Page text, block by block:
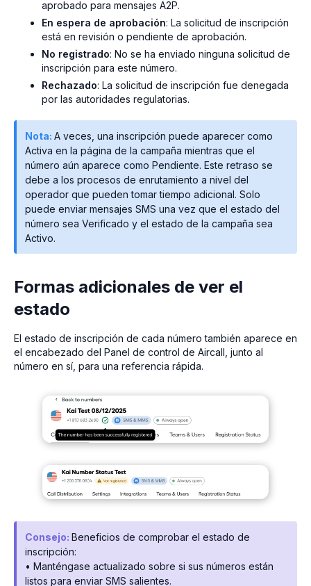
aprobado para mensajes A2P.
En espera de aprobación: La solicitud de inscripción
está en revisión o pendiente de aprobación.
No registrado: No se ha enviado ninguna solicitud de
inscripción para este número.
Rechazado: La solicitud de inscripción fue denegada
por las autoridades regulatorias.
Nota: A veces, una inscripción puede aparecer como
Activa en la página de la campaña mientras que el
número aún aparece como Pendiente. Este retraso se
debe a los procesos de enrutamiento a nivel del
operador que pueden tomar tiempo adicional. Solo
puede enviar mensajes SMS una vez que el estado del
número sea Verificado y el estado de la campaña sea
Activo.
Formas adicionales de ver el
estado
El estado de inscripción de cada número también aparece en
el encabezado del Panel de control de Aircall, junto al
número en sí, para una referencia rápida.
Consejo: Beneficios de comprobar el estado de
inscripción:
• Manténgase actualizado sobre si sus números están
listos para enviar SMS salientes.